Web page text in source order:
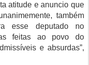
atitude e anuncio que
também
esse deputado no
feitas ao povo do
e absurdas”,